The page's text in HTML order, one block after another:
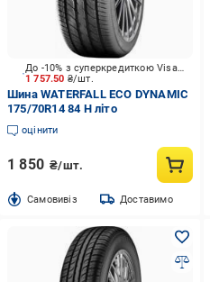
1 757.50 ₴/шт.
До -10% з суперкредиткою Visa Вигода
Шина WATERFALL ECO DYNAMIC
175/70R14 84 H літо
оцінити
1 850 ₴/шт.
Cамовивіз Доставимо